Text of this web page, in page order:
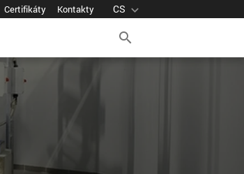
Certifikáty Kontakty CS expand_more
search